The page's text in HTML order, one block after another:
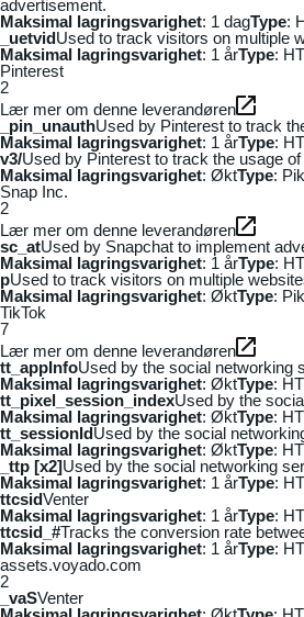
advertisement.
Maksimal lagringsvarighet: 1 dagType:
_uetvidUsed to track visitors on multiple
Maksimal lagringsvarighet: 1 årType:
Pinterest
2
Lær mer om denne leverandøren
_pin_unauthUsed by Pinterest to track
Maksimal lagringsvarighet: 1 årType:
v3/Used by Pinterest to track the usage
Maksimal lagringsvarighet: ØktType:
Snap Inc.
2
Lær mer om denne leverandøren
sc_atUsed by Snapchat to implement
Maksimal lagringsvarighet: 1 årType:
pUsed to track visitors on multiple
Maksimal lagringsvarighet: ØktType:
TikTok
7
Lær mer om denne leverandøren
tt_appInfoUsed by the social networking
Maksimal lagringsvarighet: ØktType:
tt_pixel_session_indexUsed by the
Maksimal lagringsvarighet: ØktType:
tt_sessionIdUsed by the social
Maksimal lagringsvarighet: ØktType:
_ttp [x2]Used by the social networking
Maksimal lagringsvarighet: 1 årType:
ttcsidVenter
Maksimal lagringsvarighet: 1 årType:
ttcsid_#Tracks the conversion rate
Maksimal lagringsvarighet: 1 årType:
assets.voyado.com
2
_vaSVenter